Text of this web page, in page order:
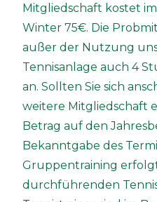
Mitgliedschaft kostet
Winter 75€. Die
außer der Nutzung
Tennisanlage auch 4
an. Sollten Sie sich
weitere Mitgliedschaft
Betrag auf den
Bekanntgabe des
Gruppentraining
durchführenden